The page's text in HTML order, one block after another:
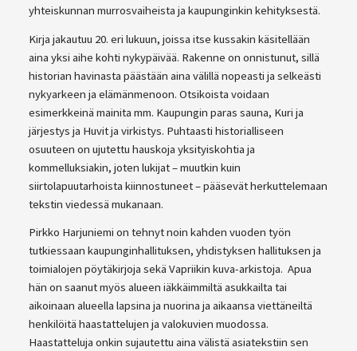
yhteiskunnan murrosvaiheista ja kaupunginkin kehityksestä.
Kirja jakautuu 20. eri lukuun, joissa itse kussakin käsitellään
aina yksi aihe kohti nykypäivää. Rakenne on onnistunut, sillä
historian havinasta päästään aina välillä nopeasti ja selkeästi
nykyarkeen ja elämänmenoon. Otsikoista voidaan
esimerkkeinä mainita mm. Kaupungin paras sauna, Kuri ja
järjestys ja Huvit ja virkistys. Puhtaasti historialliseen
osuuteen on ujutettu hauskoja yksityiskohtia ja
kommelluksiakin, joten lukijat – muutkin kuin
siirtolapuutarhoista kiinnostuneet – pääsevät herkuttelemaan
tekstin viedessä mukanaan.
Pirkko Harjuniemi on tehnyt noin kahden vuoden työn
tutkiessaan kaupunginhallituksen, yhdistyksen hallituksen ja
toimialojen pöytäkirjoja sekä Vapriikin kuva-arkistoja. Apua
hän on saanut myös alueen iäkkäimmiltä asukkailta tai
aikoinaan alueella lapsina ja nuorina ja aikaansa viettäneiltä
henkilöitä haastattelujen ja valokuvien muodossa.
Haastatteluja onkin sujautettu aina välistä asiatekstiin sen